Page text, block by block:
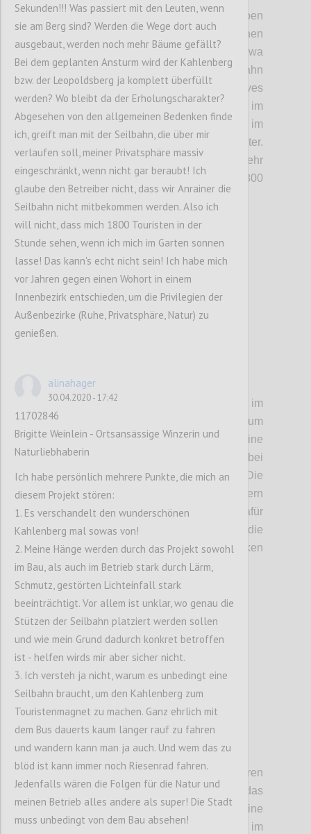
• Kosten und Kapazität: Die Betreiber geben
die Kosten für den Bau mit 40 bis 45 Millionen
Euro an. Sie rechnen damit, dass etwa
600.000 Besucher jährlich die Seilbahn
nützen werden. Damit wäre ein positives
operatives Geschäft möglich. Das wären im
Schnitt 1.650 Passagiere täglich, wobei im
Sommer sicher mehr los wäre als im Winter.
Ausgelegt ist die Bahn aber auf deutlich mehr
Passagiere, maximal können 1.800
Menschen in der Stunde fahren.
P6
• Anrainer: Sowohl in Jedlesee als auch im
Kahlenbergerdorf sorgen sich Anrainer um
ihre Privatsphäre. Laut Betreibern ist eine
Einsicht in Gärten oder durch Fenster bei
diesem Streckenverlauf nicht gegeben: Die
geringe Höhe von weniger als 8 Metern
entlang des Hubertusdammes soll dafür
sorgen, dass die Passagiere nicht über die
Lärmschutzwand der Autobahn blicken
können.
P7
• Zeitplan:Aktuell laufen mehrere Verfahren
gleichzeitig. Zum einen entscheidet das
Verkehrsministerium, ob eine
Seilbahnkonzession erteilt wird – das soll im
Sekunden!!! Was passiert mit den Leuten, wenn
sie am Berg sind? Werden die Wege dort auch
ausgebaut, werden noch mehr Bäume gefällt?
Bei dem geplanten Ansturm wird der Kahlenberg
bzw. der Leopoldsberg ja komplett überfüllt
werden? Wo bleibt da der Erholungscharakter?
Abgesehen von den allgemeinen Bedenken finde
ich, greift man mit der Seilbahn, die über mir
verlaufen soll, meiner Privatsphäre massiv
eingeschränkt, wenn nicht gar beraubt! Ich
glaube den Betreiber nicht, dass wir Anrainer die
Seilbahn nicht mitbekommen werden. Also ich
will nicht, dass mich 1800 Touristen in der
Stunde sehen, wenn ich mich im Garten sonnen
lasse! Das kann's echt nicht sein! Ich habe mich
vor Jahren gegen einen Wohort in einem
Innenbezirk entschieden, um die Privilegien der
Außenbezirke (Ruhe, Privatsphäre, Natur) zu
genießen.
alinahager
30.04.2020 - 17:42
11702846
Brigitte Weinlein - Ortsansässige Winzerin und
Naturliebhaberin
Ich habe persönlich mehrere Punkte, die mich an
diesem Projekt stören:
1. Es verschandelt den wunderschönen
Kahlenberg mal sowas von!
2. Meine Hänge werden durch das Projekt sowohl
im Bau, als auch im Betrieb stark durch Lärm,
Schmutz, gestörten Lichteinfall stark
beeinträchtigt. Vor allem ist unklar, wo genau die
Stützen der Seilbahn platziert werden sollen
und wie mein Grund dadurch konkret betroffen
ist - helfen wirds mir aber sicher nicht.
3. Ich versteh ja nicht, warum es unbedingt eine
Seilbahn braucht, um den Kahlenberg zum
Touristenmagnet zu machen. Ganz ehrlich mit
dem Bus dauerts kaum länger rauf zu fahren
und wandern kann man ja auch. Und wem das zu
blöd ist kann immer noch Riesenrad fahren.
Jedenfalls wären die Folgen für die Natur und
meinen Betrieb alles andere als super! Die Stadt
muss unbedingt von dem Bau absehen!